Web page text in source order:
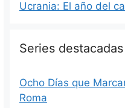
Ucrania: El año del
Series destacadas
Ocho Días que
Roma